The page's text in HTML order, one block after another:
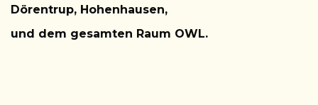
Dörentrup, Hohenhausen,
und dem gesamten Raum OWL.